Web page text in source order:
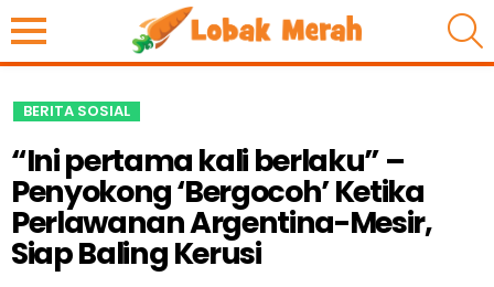
BERITA SOSIAL
“Ini pertama kali berlaku” –
Penyokong ‘Bergocoh’ Ketika
Perlawanan Argentina-Mesir,
Siap Baling Kerusi